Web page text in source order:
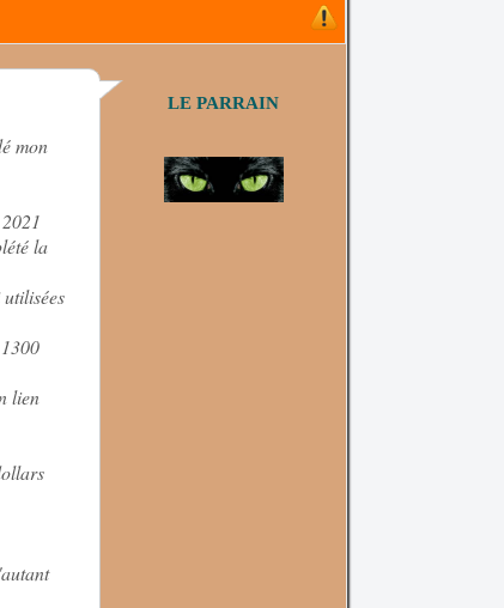
mon
la
lien
LE PARRAIN